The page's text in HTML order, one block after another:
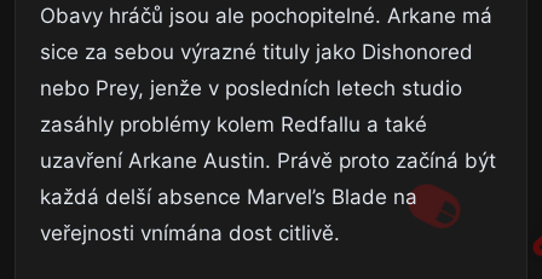
Obavy hráčů jsou ale pochopitelné. Arkane má
sice za sebou výrazné tituly jako Dishonored
nebo Prey, jenže v posledních letech studio
zasáhly problémy kolem Redfallu a také
uzavření Arkane Austin. Právě proto začíná být
každá delší absence Marvel’s Blade na
veřejnosti vnímána dost citlivě.